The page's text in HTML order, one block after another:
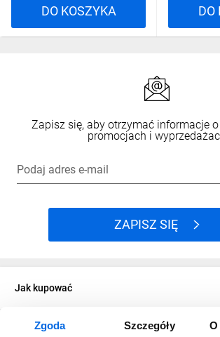
Zgoda Szczegóły
DO KOSZYKA DO
Zapisz się, aby otrzymać informacje
promocjach i
Podaj adres e-mail
ZAPISZ SIĘ
Jak kupować
O firmie